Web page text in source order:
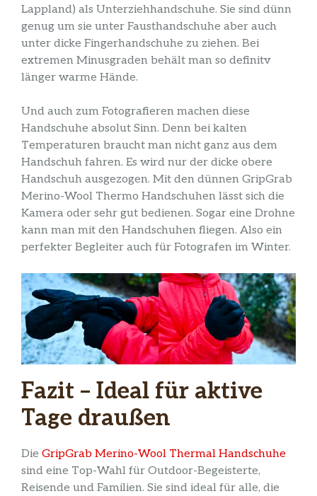
Lappland) als Unterziehhandschuhe. Sie sind dünn
genug um sie unter Fausthandschuhe aber auch
unter dicke Fingerhandschuhe zu ziehen. Bei
extremen Minusgraden behält man so definitv
länger warme Hände.
Und auch zum Fotografieren machen diese
Handschuhe absolut Sinn. Denn bei kalten
Temperaturen braucht man nicht ganz aus dem
Handschuh fahren. Es wird nur der dicke obere
Handschuh ausgezogen. Mit den dünnen GripGrab
Merino-Wool Thermo Handschuhen lässt sich die
Kamera oder sehr gut bedienen. Sogar eine Drohne
kann man mit den Handschuhen fliegen. Also ein
perfekter Begleiter auch für Fotografen im Winter.
Fazit – Ideal für aktive
Tage draußen
Die GripGrab Merino-Wool Thermal Handschuhe
sind eine Top-Wahl für Outdoor-Begeisterte,
Reisende und Familien. Sie sind ideal für alle, die